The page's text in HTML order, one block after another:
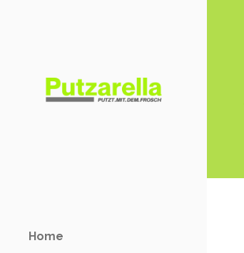
Home